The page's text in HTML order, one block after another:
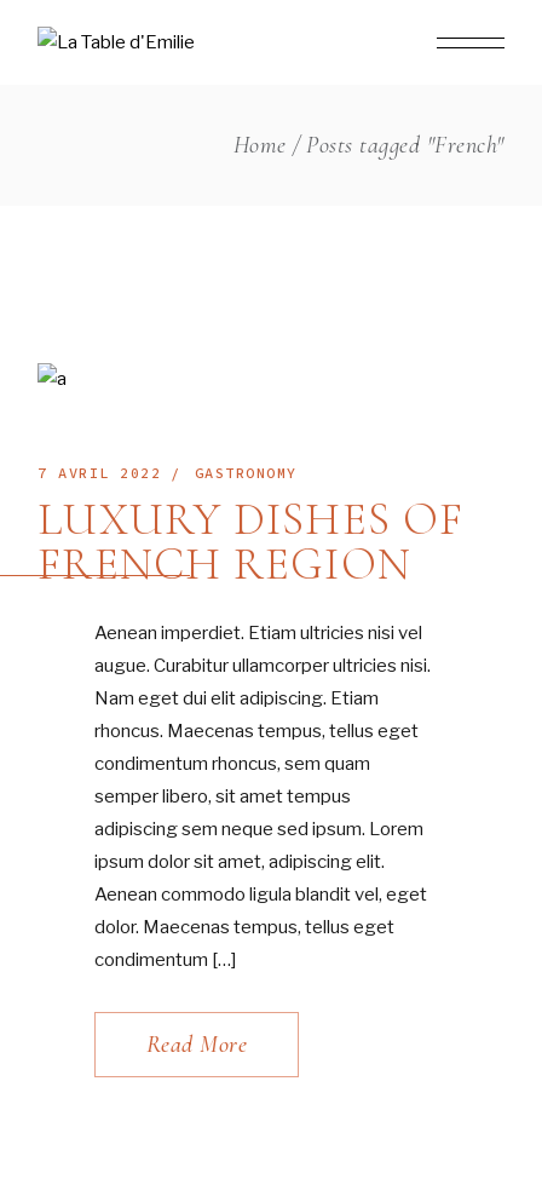
Home Posts tagged "French"
7 AVRIL 2022 GASTRONOMY
LUXURY DISHES OF
FRENCH REGION
Aenean imperdiet. Etiam ultricies nisi vel
augue. Curabitur ullamcorper ultricies nisi.
Nam eget dui elit adipiscing. Etiam
rhoncus. Maecenas tempus, tellus eget
condimentum rhoncus, sem quam
semper libero, sit amet tempus
adipiscing sem neque sed ipsum. Lorem
ipsum dolor sit amet, adipiscing elit.
Aenean commodo ligula blandit vel, eget
dolor. Maecenas tempus, tellus eget
condimentum […]
Read More